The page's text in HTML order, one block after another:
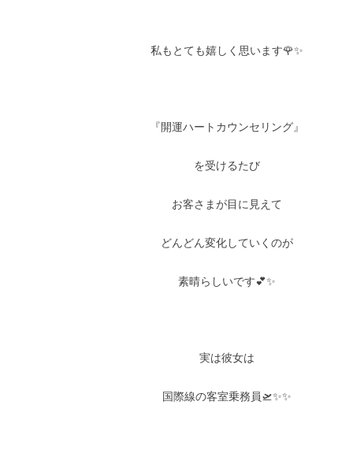
私もとても嬉しく思います🌹✨
『開運ハートカウンセリング』
を受けるたび
お客さまが目に見えて
どんどん変化していくのが
素晴らしいです💕✨
実は彼女は
国際線の客室乗務員🛫✨✨